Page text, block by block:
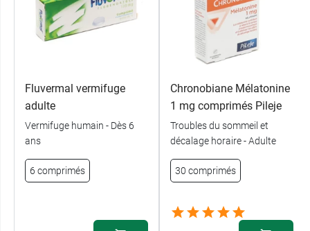
Fluvermal vermifuge
adulte
Vermifuge humain - Dès 6
ans
6 comprimés
Chronobiane Mélatonine
1 mg comprimés Pileje
Troubles du sommeil et
décalage horaire - Adulte
30 comprimés